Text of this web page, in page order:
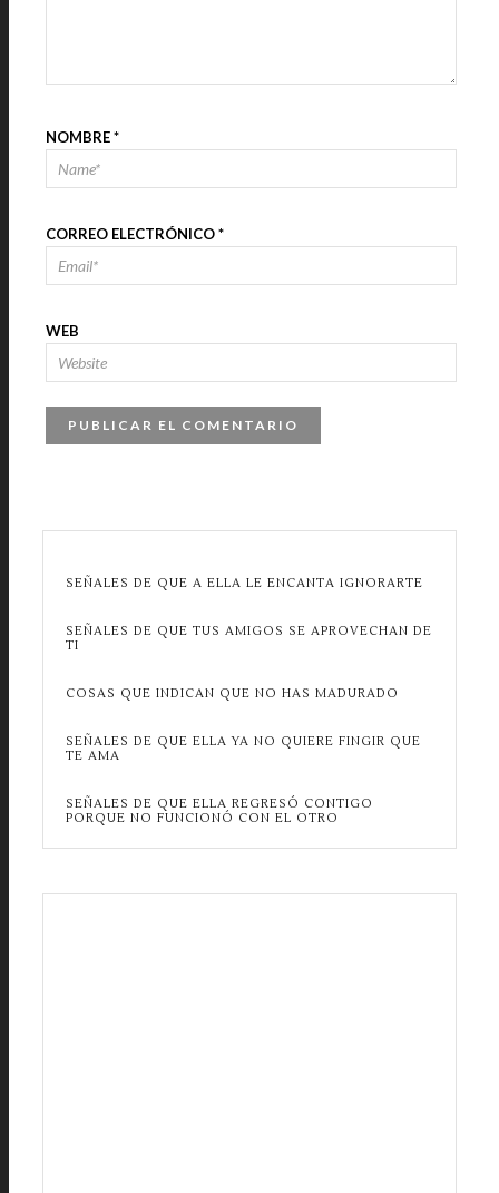
NOMBRE*
CORREO ELECTRÓNICO*
WEB
SEÑALES DE QUE A ELLA LE ENCANTA IGNORARTE
SEÑALES DE QUE TUS AMIGOS SE APROVECHAN DE
TI
COSAS QUE INDICAN QUE NO HAS MADURADO
SEÑALES DE QUE ELLA YA NO QUIERE FINGIR QUE
TE AMA
SEÑALES DE QUE ELLA REGRESÓ CONTIGO
PORQUE NO FUNCIONÓ CON EL OTRO